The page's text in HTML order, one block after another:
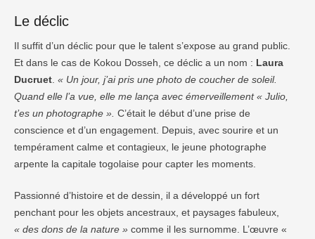
Le déclic
Il suffit d’un déclic pour que le talent s’expose au grand public.
Et dans le cas de Kokou Dosseh, ce déclic a un nom : Laura
Ducruet « Un jour, j’ai pris une photo de coucher de soleil.
Quand elle l’a vue, elle me lança avec émerveillement « Julio,
t’es un photographe ». C’était le début d’une prise de
conscience et d’un engagement. Depuis, avec sourire et un
tempérament calme et contagieux, le jeune photographe
arpente la capitale togolaise pour capter les moments.
Passionné d’histoire et de dessin, il a développé un fort
penchant pour les objets ancestraux, et paysages fabuleux,
« des dons de la nature » comme il les surnomme. L’œuvre «